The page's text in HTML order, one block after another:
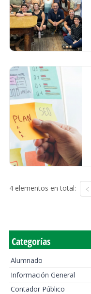
4 elementos en total:
Categorías
Alumnado
Información General
Contador Público